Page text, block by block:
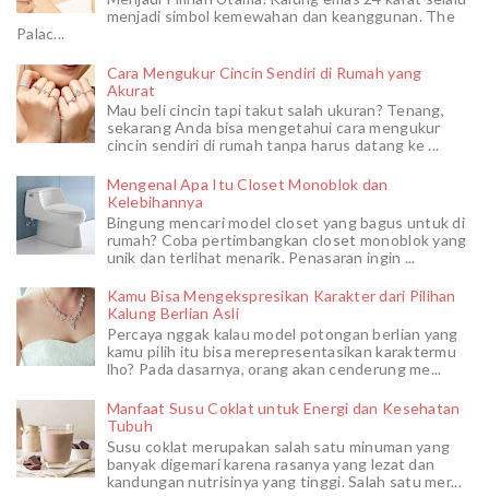
menjadi simbol kemewahan dan keanggunan. The
Palac...
Cara Mengukur Cincin Sendiri di Rumah yang
Akurat
Mau beli cincin tapi takut salah ukuran? Tenang,
sekarang Anda bisa mengetahui cara mengukur
cincin sendiri di rumah tanpa harus datang ke ...
Mengenal Apa Itu Closet Monoblok dan
Kelebihannya
Bingung mencari model closet yang bagus untuk di
rumah? Coba pertimbangkan closet monoblok yang
unik dan terlihat menarik. Penasaran ingin ...
Kamu Bisa Mengekspresikan Karakter dari Pilihan
Kalung Berlian Asli
Percaya nggak kalau model potongan berlian yang
kamu pilih itu bisa merepresentasikan karaktermu
lho? Pada dasarnya, orang akan cenderung me...
Manfaat Susu Coklat untuk Energi dan Kesehatan
Tubuh
Susu coklat merupakan salah satu minuman yang
banyak digemari karena rasanya yang lezat dan
kandungan nutrisinya yang tinggi. Salah satu mer...